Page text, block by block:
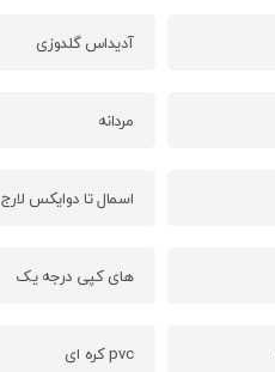
آدیداس گلدوزی
مردانه
اسمال تا دوایکس لارج
های کپی درجه یک
pvc کره ای